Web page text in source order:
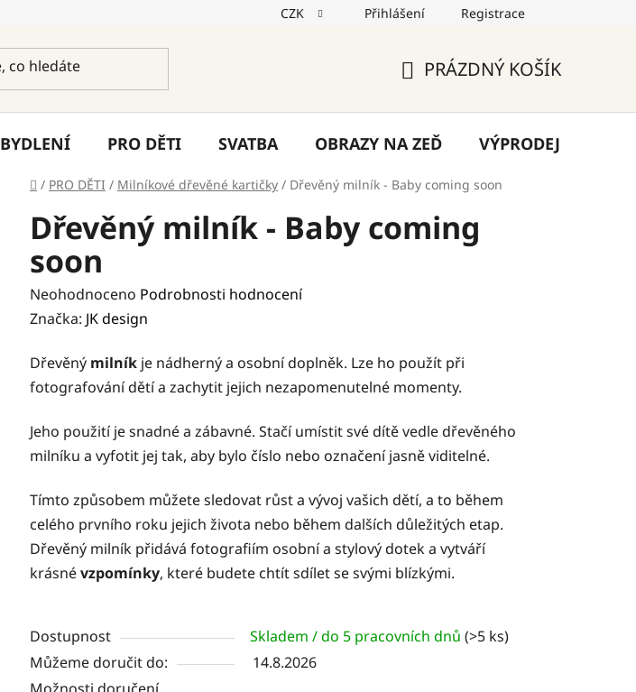
Reklamace Napište nám Blog
CZK Přihlášení Registrace
KOŠÍK
PRÁZDNÝ KOŠÍK
BYDLENÍ PRO DĚTI SVATBA OBRAZY NA ZEĎ VÝPRODEJ
Domů
/ PRO DĚTI / Milníkové dřevěné kartičky / Dřevěný milník - Baby coming soon
Dřevěný milník - Baby coming
soon
Průměrné
hodnocení
je
0,0
5
hvězdiček.
Neohodnoceno Podrobnosti hodnocení
Značka: JK design
Dřevěný milník je nádherný a osobní doplněk. Lze ho použít při
fotografování dětí a zachytit jejich nezapomenutelné momenty.
Jeho použití je snadné a zábavné. Stačí umístit své dítě vedle dřevěného
milníku a vyfotit jej tak, aby bylo číslo nebo označení jasně viditelné.
Tímto způsobem můžete sledovat růst a vývoj vašich dětí, a to během
celého prvního roku jejich života nebo během dalších důležitých etap.
Dřevěný milník přidává fotografiím osobní a stylový dotek a vytváří
krásnévzpomínky, které budete chtít sdílet se svými blízkými.
Dostupnost Skladem / do 5 pracovních dnů (>5 ks)
Můžeme doručit do:
14.8.2026